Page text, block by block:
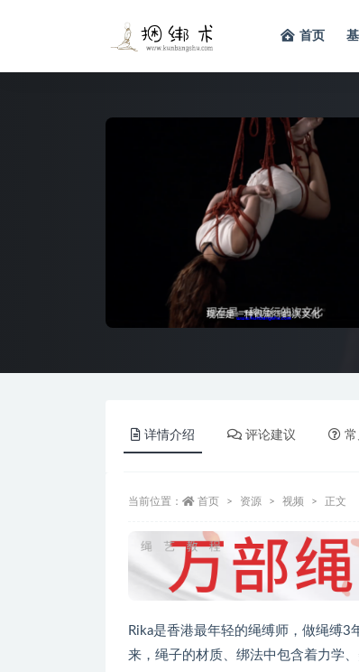
首页
详情介绍 评论建议 常
当前位置： 首页 资源 视频 正文
Rika是香港最年轻的绳缚师，做绳缚
来，绳子的材质、绑法中包含着力学